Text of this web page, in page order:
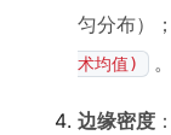
匀分布）
术均值)
边缘密度